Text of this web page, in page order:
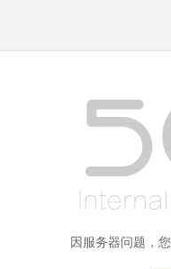
因服务器问题，